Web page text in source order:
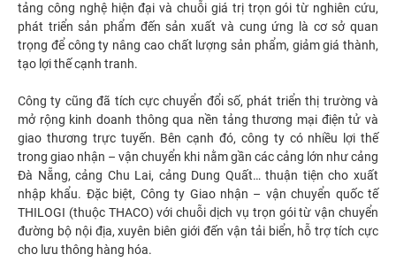
tảng công nghệ hiện đại và chuỗi giá trị trọn gói từ nghiên cứu,
phát triển sản phẩm đến sản xuất và cung ứng là cơ sở quan
trọng để công ty nâng cao chất lượng sản phẩm, giảm giá thành,
tạo lợi thế cạnh tranh.
Công ty cũng đã tích cực chuyển đổi số, phát triển thị trường và
mở rộng kinh doanh thông qua nền tảng thương mại điện tử và
giao thương trực tuyến. Bên cạnh đó, công ty có nhiều lợi thế
trong giao nhận – vận chuyển khi nằm gần các cảng lớn như cảng
Đà Nẵng, cảng Chu Lai, cảng Dung Quất… thuận tiện cho xuất
nhập khẩu. Đặc biệt, Công ty Giao nhận – vận chuyển quốc tế
THILOGI (thuộc THACO) với chuỗi dịch vụ trọn gói từ vận chuyển
đường bộ nội địa, xuyên biên giới đến vận tải biển, hỗ trợ tích cực
cho lưu thông hàng hóa.